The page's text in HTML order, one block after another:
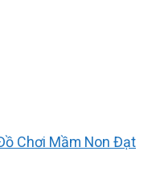
Chơi Mầm Non Đạt